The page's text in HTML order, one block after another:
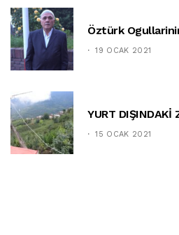
Öztürk
19 OCAK 2021
YURT DIŞINDAKİ
15 OCAK 2021